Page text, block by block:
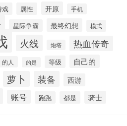
戏 属性 开原 手机
星际争霸 最终幻想 模式
火线 炮塔 热血传奇
的人 的是 等级 自己的
萝卜 装备 西游
账号 跑跑 都是 骑士